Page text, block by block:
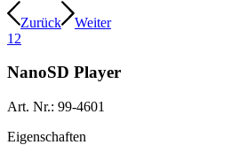
Zurück
Weiter
1 2
NanoSD Player
Art. Nr.: 99-4601
Eigenschaften